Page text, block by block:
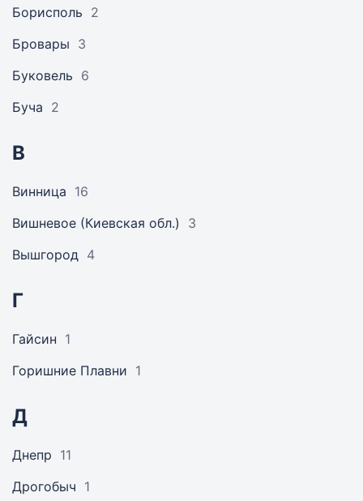
Борисполь 2
Бровары 3
Буковель 6
Буча 2
В
Винница 16
Вишневое (Киевская обл.)
3
Вышгород 4
Г
Гайсин 1
Горишние Плавни 1
Д
Днепр 11
Дрогобыч 1